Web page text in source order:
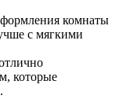
комнаты
с мягкими
которые